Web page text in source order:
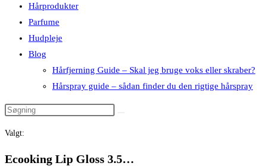
Hårprodukter
Parfume
Hudpleje
Blog
Hårfjerning Guide – Skal jeg bruge voks eller skraber?
Hårspray guide – sådan finder du den rigtige hårspray
Valgt:
Ecooking Lip Gloss 3.5…